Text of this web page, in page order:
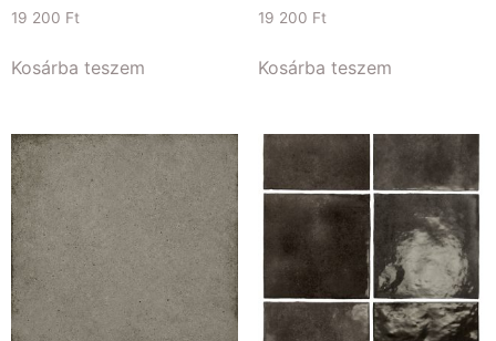
19 200 Ft
Kosárba teszem
19 200 Ft
Kosárba teszem